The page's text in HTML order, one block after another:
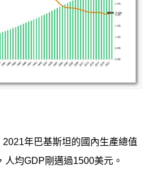
年巴基斯坦的國內生產總值
人均GDP剛邁過1500美元。